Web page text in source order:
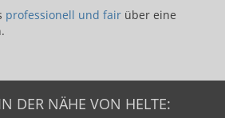
professionell und fair​ über eine
DER NÄHE VON HELTE: